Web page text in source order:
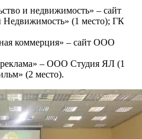
и недвижимость» – сайт
(1 место); ГК
коммерция» – сайт ООО
– ООО Студия ЯЛ (1
(2 место).